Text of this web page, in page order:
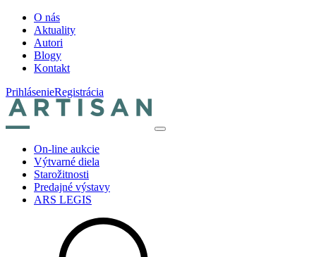
O nás
Aktuality
Autori
Blogy
Kontakt
PrihlásenieRegistrácia
On-line aukcie
Výtvarné diela
Starožitnosti
Predajné výstavy
ARS LEGIS